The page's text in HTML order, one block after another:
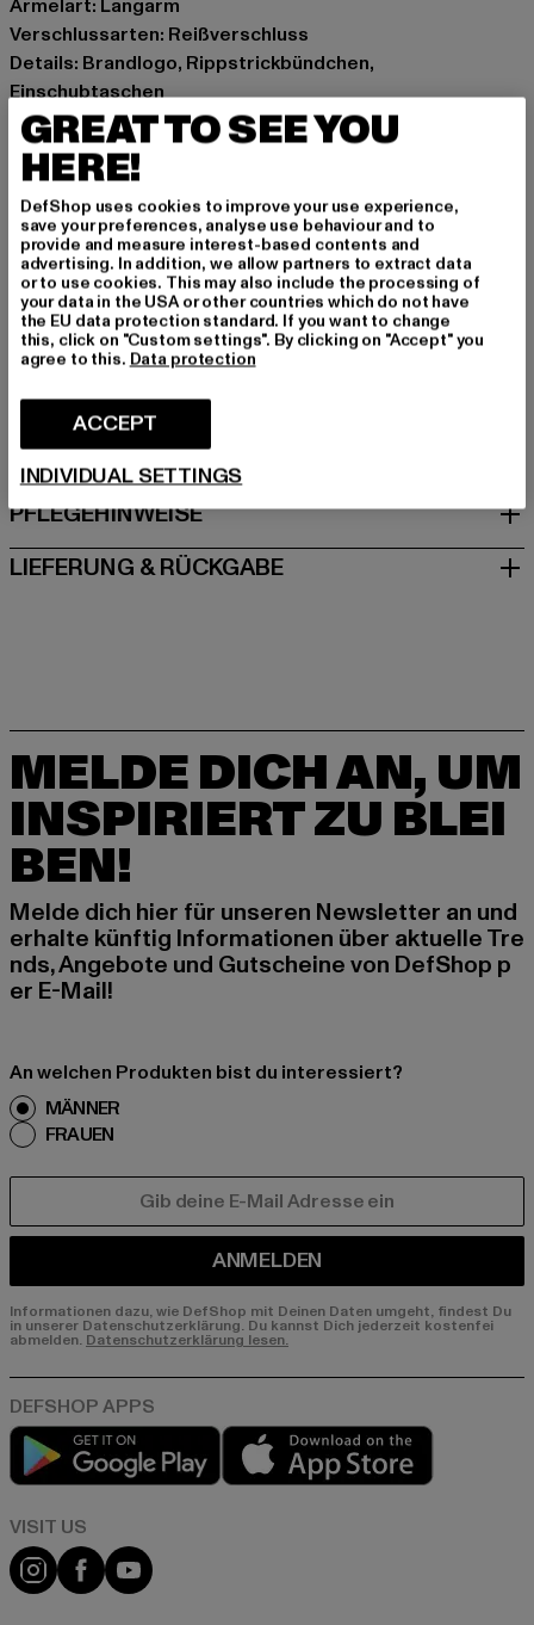
Ärmelart: Langarm
Verschlussarten: Reißverschluss
Details: Brandlogo, Rippstrickbündchen,
Einschubtaschen
Schnitt: Normal
Marke: UNFAIR ATHLETICS
Kat.: Übergangsjacken
Farbe: rot
Hersteller Farbe: rust
Materialzusammensetzung: 100% Polyester
Art.Nr: UNFR25172-02261
Hersteller: UTEX GmbH |info@unfairathletics.com
GRÖSSE & PASSFORM
PFLEGEHINWEISE
LIEFERUNG & RÜCKGABE
MELDE DICH AN, UM
INSPIRIERT ZU BLEI
BEN!
Melde dich hier für unseren Newsletter an und
erhalte künftig Informationen über aktuelle Tre
nds, Angebote und Gutscheine von DefShop p
er E-Mail!
An welchen Produkten bist du interessiert?
MÄNNER
FRAUEN
ANMELDEN
Informationen dazu, wie DefShop mit Deinen Daten umgeht, findest Du
in unserer Datenschutzerklärung. Du kannst Dich jederzeit kostenfei
abmelden. Datenschutzerklärung lesen.
Play market
Visit our Instagram page:
Visit our Facebook page:
Visit our YouTube channel:
GREAT TO SEE YOU
HERE!
DefShop uses cookies to improve your use experience,
save your preferences, analyse use behaviour and to
provide and measure interest-based contents and
advertising. In addition, we allow partners to extract data
or to use cookies. This may also include the processing of
your data in the USA or other countries which do not have
the EU data protection standard. If you want to change
this, click on "Custom settings". By clicking on "Accept" you
agree to this. Data protection
ACCEPT
INDIVIDUAL SETTINGS